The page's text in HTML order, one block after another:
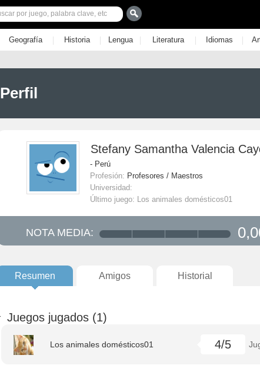
Geografía | Historia | Lengua | Literatura | Idiomas |
Perfil
Stefany Samantha Valencia
- Perú
Profesión: Profesores / Maestros
Universidad:
Último juego: Los animales domésticos01
NOTA MEDIA:
Resumen Amigos Historial
Juegos jugados (1)
Los animales domésticos01 4/5